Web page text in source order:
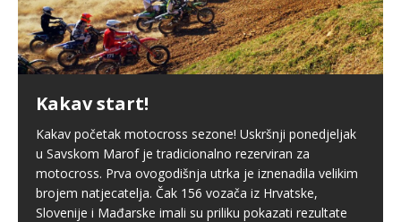
Kakav start!
Kakav početak motocross sezone! Uskršnji ponedjeljak
u Savskom Marof je tradicionalno rezerviran za
motocross. Prva ovogodišnja utrka je iznenadila velikim
brojem natjecatelja. Čak 156 vozača iz Hrvatske,
Slovenije i Mađarske imali su priliku pokazati rezultate